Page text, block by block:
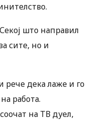
што направил
сите, но и
рече дека лаже и го
работа.
на ТВ дуел,